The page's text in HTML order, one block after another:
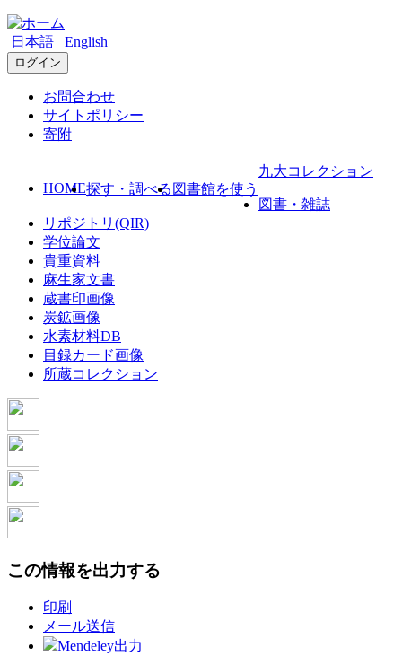
日本語 English
ログイン
お問合わせ
サイトポリシー
寄附
HOME探す・調べる 図書館を使う
九大コレクション
図書・雑誌
リポジトリ(QIR)
学位論文
貴重資料
麻生家文書
蔵書印画像
炭鉱画像
水素材料DB
目録カード画像
所蔵コレクション
この情報を出力する
印刷
メール送信
Mendeley出力